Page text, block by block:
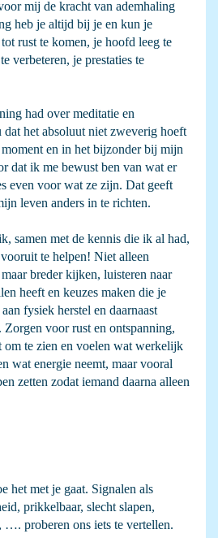
mij de kracht van ademhaling
heb je altijd bij je en kun je
rust te komen, je hoofd leeg te
verbeteren, je prestaties te
had over meditatie en
het absoluut niet zweverig hoeft
en in het bijzonder bij mijn
dat ik me bewust ben van wat er
even voor wat ze zijn. Dat geeft
leven anders in te richten.
samen met de kennis die ik al had,
te helpen! Niet alleen
breder kijken, luisteren naar
heeft en keuzes maken die je
fysiek herstel en daarnaast
Zorgen voor rust en ontspanning,
om te zien en voelen wat werkelijk
wat energie neemt, maar vooral
zetten zodat iemand daarna alleen
het met je gaat. Signalen als
prikkelbaar, slecht slapen,
…. proberen ons iets te vertellen.